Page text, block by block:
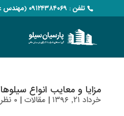
تلفن : ۰۹۱۲۴۳۸۴۰۶۹ (مهندس علیزاده)
مزایا و معایب انواع سیلوها
خرداد ۲۱, ۱۳۹۶ | مقالات | ۰ نظر